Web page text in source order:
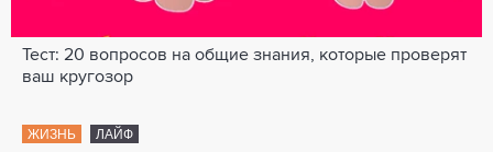
Тест: 20 вопросов на общие знания, которые проверят
ваш кругозор
ЖИЗНЬ ЛАЙФ